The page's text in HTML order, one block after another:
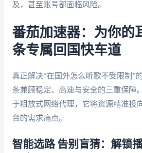
及，甚至账号都面临风险。
番茄加速器：为你的
条专属回国快车道
真正解决“在国外怎么听歌不受限制”
条兼顾稳定、高速与安全的三重保障。
于粗放式网络代理，它将资源精准投
台的需求痛点。
智能选路 告别盲猜：解锁